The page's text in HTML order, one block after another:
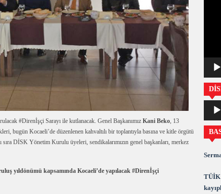
#Direnİşçi Sarayı ile kutlanacak. Genel Başkanımız Kani Beko, 13
bugün Kocaeli’de düzenlenen kahvaltılı bir toplantıyla basına ve kitle örgütü
sıra DİSK Yönetim Kurulu üyeleri, sendikalarımızın genel başkanları, merkez
yıldönümü kapsamında Kocaeli’de yapılacak #Direnİşçi
oynatıcı
TÜİK